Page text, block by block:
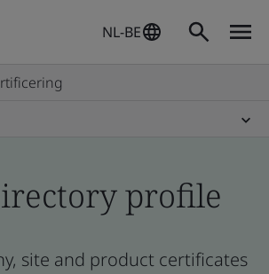
NL-BE
profile
site and product certificates